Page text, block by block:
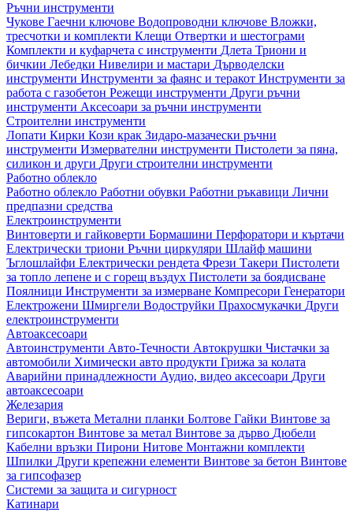
Ръчни инструменти
Чукове Гаечни ключове Водопроводни ключове Вложки,
тресчотки и комплекти Клещи Отвертки и шестограми
Комплекти и куфарчета с инструменти Длета Триони и
бичкии Лебедки Нивелири и мастари Дърводелски
инструменти Инструменти за фаянс и теракот Инструменти за
работа с газобетон Режещи инструменти Други ръчни
инструменти Аксесоари за ръчни инструменти
Строителни инструменти
Лопати Кирки Кози крак Зидаро-мазачески ръчни
инструменти Измервателни инструменти Пистолети за пяна,
силикон и други Други строителни инструменти
Работно облекло
Работно облекло Работни обувки Работни ръкавици Лични
предпазни средства
Електроинструменти
Винтоверти и гайковерти Бормашини Перфоратори и къртачи
Електрически триони Ръчни циркуляри Шлайф машини
Ъглошлайфи Електрически рендета Фрези Такери Пистолети
за топло лепене и с горещ въздух Пистолети за боядисване
Поялници Инструменти за измерване Компресори Генератори
Електрожени Шмиргели Водоструйки Прахосмукачки Други
електроинструменти
Автоаксесоари
Автоинструменти Авто-Течности Автокрушки Чистачки за
автомобили Химически авто продукти Грижа за колата
Аварийни принадлежности Аудио, видео аксесоари Други
автоаксесоари
Железария
Вериги, въжета Метални планки Болтове Гайки Винтове за
гипсокартон Винтове за метал Винтове за дърво Дюбели
Кабелни връзки Пирони Нитове Монтажни комплекти
Шпилки Други крепежни елементи Винтове за бетон Винтове
за гипсофазер
Системи за защита и сигурност
Катинари